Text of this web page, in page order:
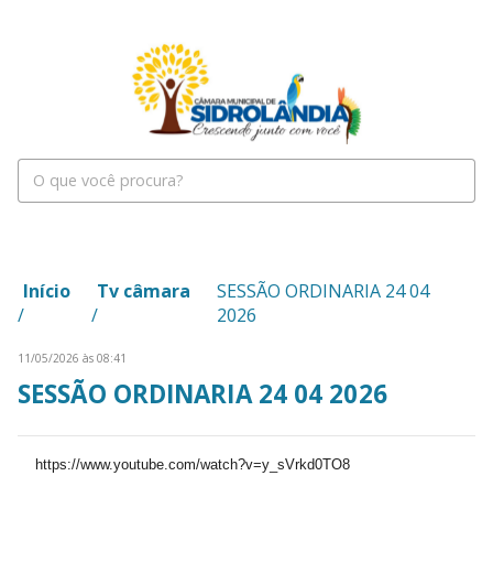
Início
/
Tv câmara
/
SESSÃO ORDINARIA 24 04
2026
11/05/2026 às 08:41
SESSÃO ORDINARIA 24 04 2026
https://www.youtube.com/watch?v=y_sVrkd0TO8